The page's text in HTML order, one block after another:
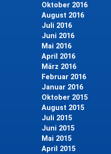
Oktober 2016
August 2016
Juli 2016
Juni 2016
Mai 2016
April 2016
März 2016
Februar 2016
Januar 2016
Oktober 2015
August 2015
Juli 2015
Juni 2015
Mai 2015
April 2015